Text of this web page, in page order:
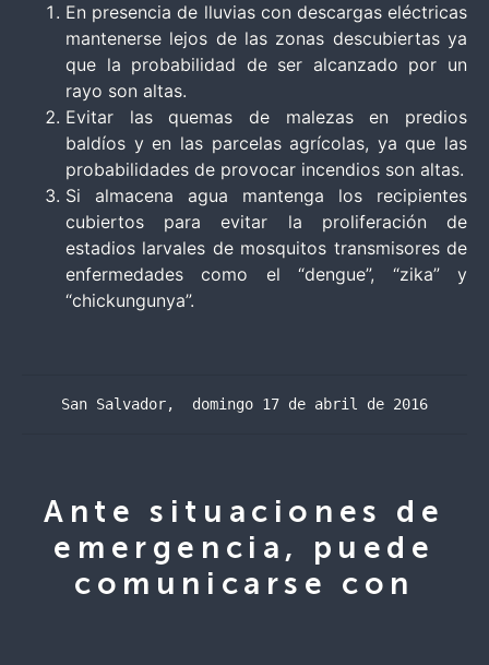
En presencia de lluvias con descargas eléctricas
mantenerse lejos de las zonas descubiertas ya
que la probabilidad de ser alcanzado por un
rayo son altas.
Evitar las quemas de malezas en predios
baldíos y en las parcelas agrícolas, ya que las
probabilidades de provocar incendios son altas.
Si almacena agua mantenga los recipientes
cubiertos para evitar la proliferación de
estadios larvales de mosquitos transmisores de
enfermedades como el “dengue”, “zika” y
“chickungunya”.
San Salvador,  domingo 17 de abril de 2016
Ante situaciones de
emergencia, puede
comunicarse con